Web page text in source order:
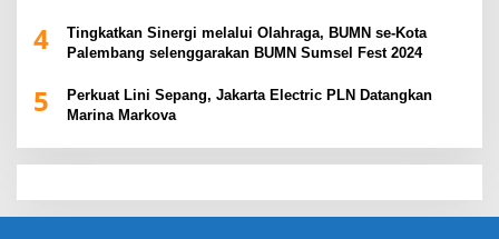
4
Tingkatkan Sinergi melalui Olahraga, BUMN se-Kota
Palembang selenggarakan BUMN Sumsel Fest 2024
5
Perkuat Lini Sepang, Jakarta Electric PLN Datangkan
Marina Markova
slot demo